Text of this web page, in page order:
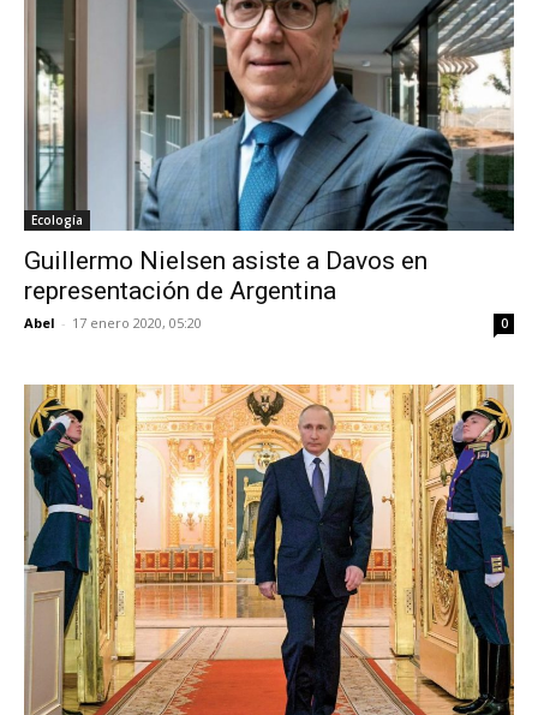
Ecología
Guillermo Nielsen asiste a Davos en
representación de Argentina
Abel - 17 enero 2020, 05:20 0